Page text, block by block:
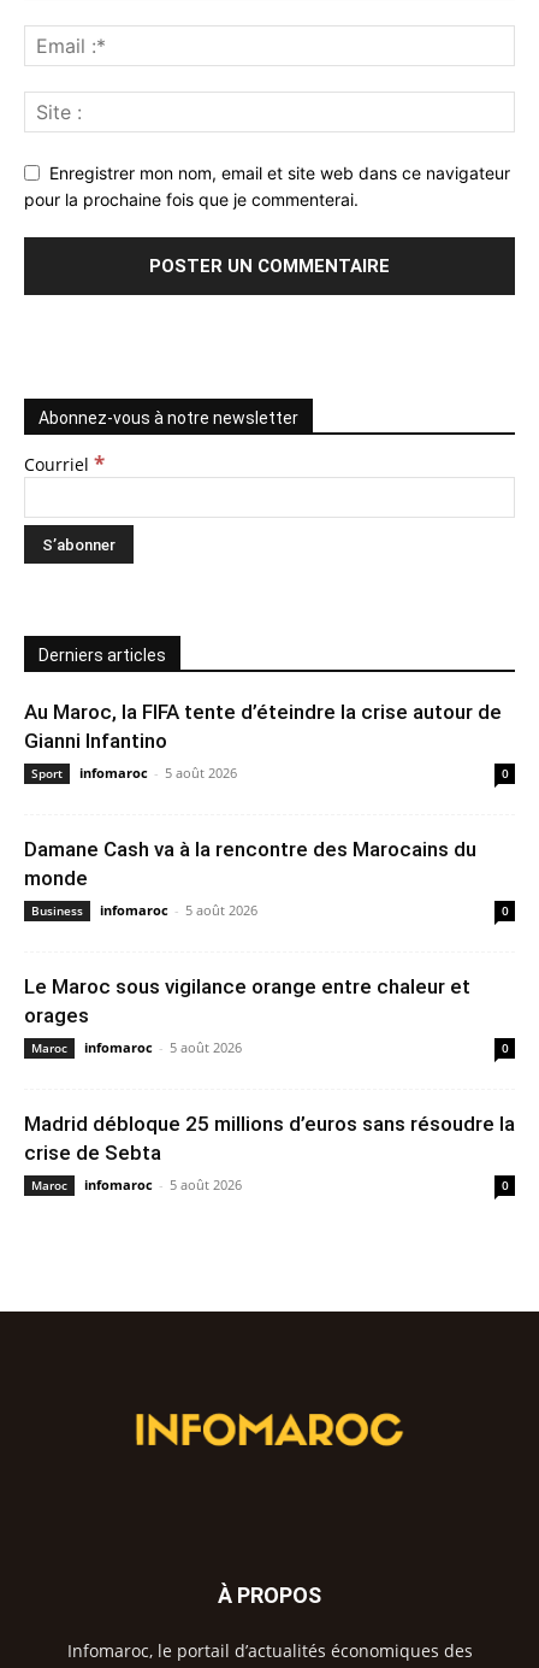
Enregistrer mon nom, email et site web dans ce navigateur
pour la prochaine fois que je commenterai.
Abonnez-vous à notre newsletter
Courriel *
Derniers articles
Au Maroc, la FIFA tente d’éteindre la crise autour de
Gianni Infantino
Sport infomaroc - 5 août 2026 0
Damane Cash va à la rencontre des Marocains du
monde
Business infomaroc - 5 août 2026 0
Le Maroc sous vigilance orange entre chaleur et
orages
Maroc infomaroc - 5 août 2026 0
Madrid débloque 25 millions d’euros sans résoudre la
crise de Sebta
Maroc infomaroc - 5 août 2026 0
À PROPOS
Infomaroc, le portail d’actualités économiques des